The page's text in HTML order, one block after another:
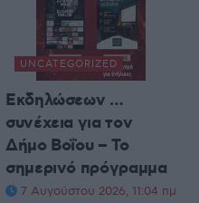
UNCATEGORIZED
Εκδηλώσεων …
συνέχεια για τον
Δήμο Βοΐου – Το
σημερινό πρόγραμμα
7 Αυγούστου 2026, 11:04 πμ